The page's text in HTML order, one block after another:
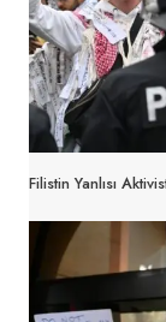
Filistin Yanlısı